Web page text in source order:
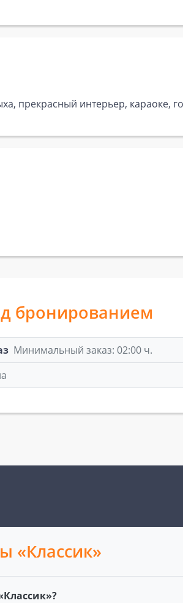
прекрасный интерьер, караоке,
бронированием
Минимальный заказ: 02:00 ч.
«Классик»